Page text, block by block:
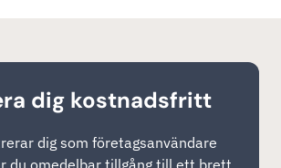
dig kostnadsfritt
dig som företagsanvändare
du omedelbar tillgång till ett brett